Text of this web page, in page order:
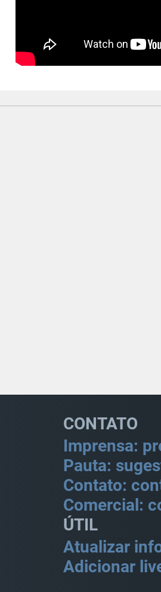
CONTATO
Imprensa:
Pauta:
Contato:
Comercial:
ÚTIL
Atualizar
Adicionar